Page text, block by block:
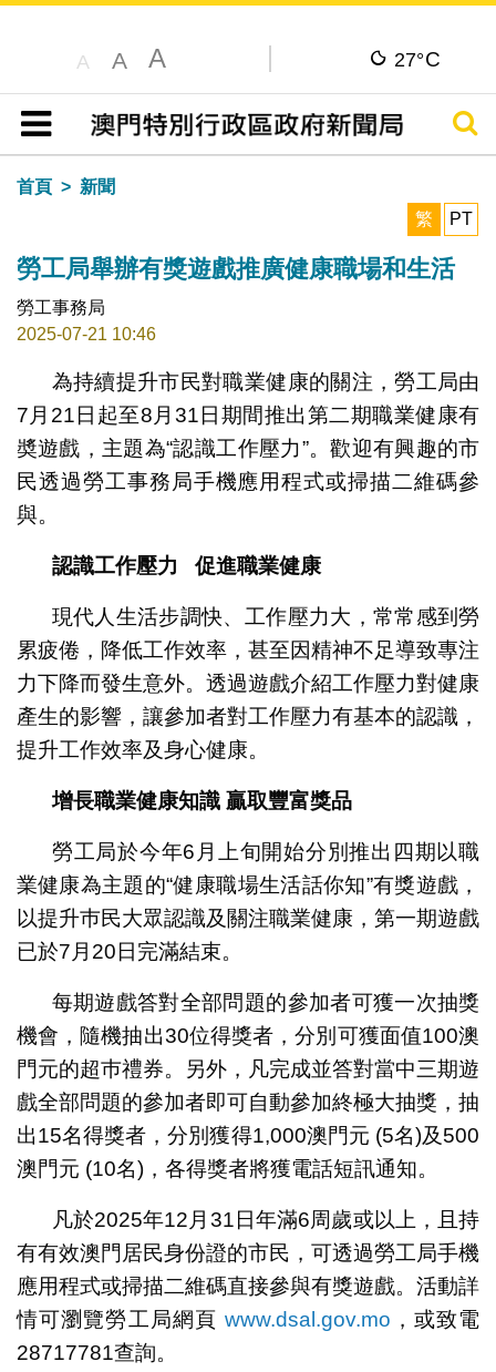
A A A 27°C
目錄
搜尋
首頁
新聞
繁
PT
勞工局舉辦有獎遊戲推廣健康職場和生活
勞工事務局
2025-07-21 10:46
勞工局舉辦有奬遊戲推廣健康職場和生活
為持續提升市民對職業健康的關注，勞工局由
7月21日起至8月31日期間推出第二期職業健康有
奬遊戲，主題為“認識工作壓力”。歡迎有興趣的市
民透過勞工事務局手機應用程式或掃描二維碼參
與。
認識工作壓力 促進職業健康
現代人生活步調快、工作壓力大，常常感到勞
累疲倦，降低工作效率，甚至因精神不足導致專注
力下降而發生意外。透過遊戲介紹工作壓力對健康
產生的影響，讓參加者對工作壓力有基本的認識，
提升工作效率及身心健康。
增長職業健康知識 贏取豐富獎品
勞工局於今年6月上旬開始分別推出四期以職
業健康為主題的“健康職場生活話你知”有獎遊戲，
以提升巿民大眾認識及關注職業健康，第一期遊戲
已於7月20日完滿結束。
每期遊戲答對全部問題的參加者可獲一次抽獎
機會，隨機抽出30位得獎者，分別可獲面值100澳
門元的超巿禮券。另外，凡完成並答對當中三期遊
戲全部問題的參加者即可自動參加終極大抽獎，抽
出15名得獎者，分別獲得1,000澳門元 (5名)及500
澳門元 (10名)，各得獎者將獲電話短訊通知。
凡於2025年12月31日年滿6周歲或以上，且持
有有效澳門居民身份證的市民，可透過勞工局手機
應用程式或掃描二維碼直接參與有獎遊戲。活動詳
情可瀏覽勞工局網頁 www.dsal.gov.mo ，或致電
28717781查詢。